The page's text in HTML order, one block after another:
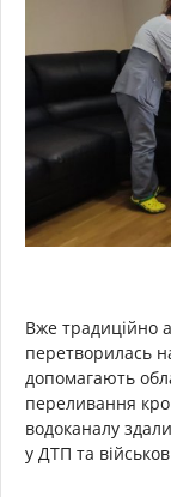
Вже традиційно
перетворилась
допомагають
переливання
водоканалу
у ДТП та